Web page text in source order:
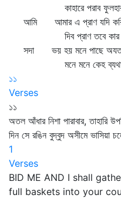
কাহারে পরাব
আমি আমার এ প্রাণ যদি করি
দিব প্রাণ তবে কার
সদা ভয় হয় মনে পাছে
মনে মনে কেহ ব্যথা
১১
Verses
১১
অতল আঁধার নিশা পারাবার, তাহারি
দিন সে রঙিন বুদ্বুদ অসীমে ভাসিয়া
1
Verses
BID ME AND I shall
full baskets into your